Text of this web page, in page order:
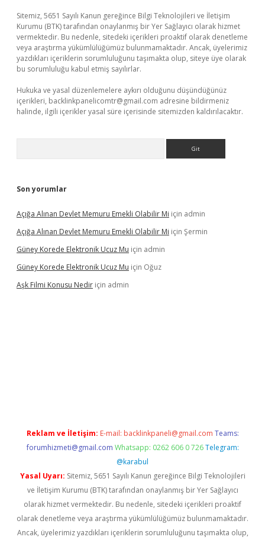
Sitemiz, 5651 Sayılı Kanun gereğince Bilgi Teknolojileri ve İletişim
Kurumu (BTK) tarafından onaylanmış bir Yer Sağlayıcı olarak hizmet
vermektedir. Bu nedenle, sitedeki içerikleri proaktif olarak denetleme
veya araştırma yükümlülüğümüz bulunmamaktadır. Ancak, üyelerimiz
yazdıkları içeriklerin sorumluluğunu taşımakta olup, siteye üye olarak
bu sorumluluğu kabul etmiş sayılırlar.
Hukuka ve yasal düzenlemelere aykırı olduğunu düşündüğünüz
içerikleri, backlinkpanelicomtr@gmail.com adresine bildirmeniz
halinde, ilgili içerikler yasal süre içerisinde sitemizden kaldırılacaktır.
Son yorumlar
Açığa Alınan Devlet Memuru Emekli Olabilir Mi için admin
Açığa Alınan Devlet Memuru Emekli Olabilir Mi için Şermin
Güney Korede Elektronik Ucuz Mu için admin
Güney Korede Elektronik Ucuz Mu için Oğuz
Aşk Filmi Konusu Nedir için admin
Reklam ve İletişim: E-mail: backlinkpaneli@gmail.com Teams:
forumhizmeti@gmail.com Whatsapp: 0262 606 0 726 Telegram:
@karabul
Yasal Uyarı: Sitemiz, 5651 Sayılı Kanun gereğince Bilgi Teknolojileri
ve İletişim Kurumu (BTK) tarafından onaylanmış bir Yer Sağlayıcı
olarak hizmet vermektedir. Bu nedenle, sitedeki içerikleri proaktif
olarak denetleme veya araştırma yükümlülüğümüz bulunmamaktadır.
Ancak, üyelerimiz yazdıkları içeriklerin sorumluluğunu taşımakta olup,